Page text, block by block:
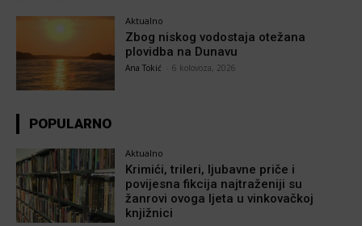
Aktualno
Zbog niskog vodostaja otežana
plovidba na Dunavu
Ana Tokić 6 kolovoza, 2026
POPULARNO
Aktualno
Krimići, trileri, ljubavne priče i
povijesna fikcija najtraženiji su
žanrovi ovoga ljeta u vinkovačkoj
knjižnici